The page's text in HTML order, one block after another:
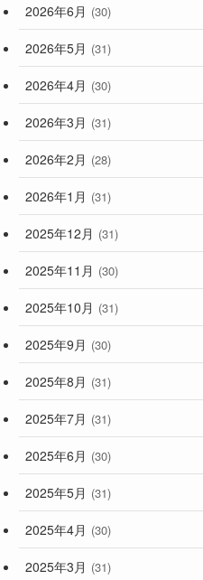
2026年6月 (30)
2026年5月 (31)
2026年4月 (30)
2026年3月 (31)
2026年2月 (28)
2026年1月 (31)
2025年12月 (31)
2025年11月 (30)
2025年10月 (31)
2025年9月 (30)
2025年8月 (31)
2025年7月 (31)
2025年6月 (30)
2025年5月 (31)
2025年4月 (30)
2025年3月 (31)